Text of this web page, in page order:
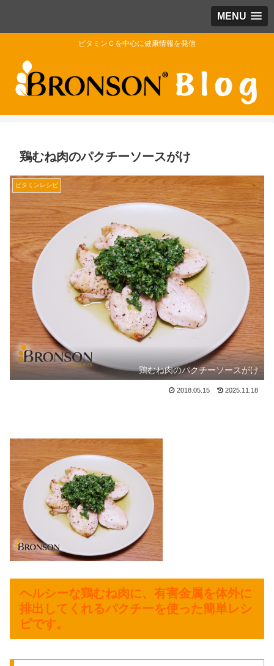
MENU
ビタミンＣを中心に健康情報を発信
鶏むね肉のパクチーソースがけ
ビタミンレシピ
鶏むね肉のパクチーソースがけ
2018.05.15 2025.11.18
ヘルシーな鶏むね肉に、有害金属を体外に
排出してくれるパクチーを使った簡単レシ
ピです。